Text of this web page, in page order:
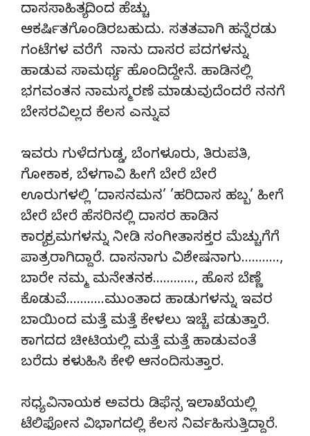
ದಾಸಸಾಹಿತ್ಯದಿಂದ ಹೆಚ್ಚು
ಆಕರ್ಷಿತಗೊಂಡಿರಬಹುದು. ಸತತವಾಗಿ ಹನ್ನೆರಡು
ಗಂಟೆಗಳ ವರೆಗೆ ನಾನು ದಾಸರ ಪದಗಳನ್ನು
ಹಾಡುವ ಸಾಮರ್ಥ್ಯ ಹೊಂದಿದ್ದೇನೆ. ಹಾಡಿನಲ್ಲಿ
ಭಗವಂತನ ನಾಮಸ್ಮರಣೆ ಮಾಡುವುದೆಂದರೆ ನನಗೆ
ಬೇಸರವಿಲ್ಲದ ಕೆಲಸ ಎನ್ನುವ
ಇವರು ಗುಳೆದಗುಡ್ಡ, ಬೆಂಗಳೂರು, ತಿರುಪತಿ,
ಗೋಕಾಕ, ಬೆಳಗಾವಿ ಹೀಗೆ ಬೇರೆ ಬೇರೆ
ಊರುಗಳಲ್ಲಿ ’ದಾಸನಮನ’ ’ಹರಿದಾಸ ಹಬ್ಬ’ ಹೀಗೆ
ಬೇರೆ ಬೇರೆ ಹೆಸರಿನಲ್ಲಿ ದಾಸರ ಹಾಡಿನ
ಕಾರ್‍ಯಕ್ರಮಗಳನ್ನು ನೀಡಿ ಸಂಗೀತಾಸಕ್ತರ ಮೆಚ್ಚುಗೆಗೆ
ಪಾತ್ರರಾಗಿದ್ದಾರೆ. ದಾಸನಾಗು ವಿಶೇಷನಾಗು………..,
ಬಾರೇ ನಮ್ಮ ಮನೇತನಕ…………, ಹೊಸ ಬೆಣ್ಣೆ
ಕೊಡುವೆ………..ಮುಂತಾದ ಹಾಡುಗಳನ್ನು ಇವರ
ಬಾಯಿಂದ ಮತ್ತೆ ಮತ್ತೆ ಕೇಳಲು ಇಚ್ಚೆ ಪಡುತ್ತಾರೆ.
ಕಾಗದದ ಚೀಟಿಯಲ್ಲಿ ಮತ್ತೆ ಮತ್ತೆ ಹಾಡುವಂತೆ
ಬರೆದು ಕಳುಹಿಸಿ ಕೇಳಿ ಆನಂದಿಸುತ್ತಾರ.
ಸಧ್ಯ ವಿನಾಯಕ ಅವರು ಡಿಫೆನ್ಸ ಇಲಾಖೆಯಲ್ಲಿ
ಟೆಲಿಫೋನ ವಿಭಾಗದಲ್ಲಿ ಕೆಲಸ ನಿರ್ವಹಿಸುತ್ತಿದ್ದಾರೆ.